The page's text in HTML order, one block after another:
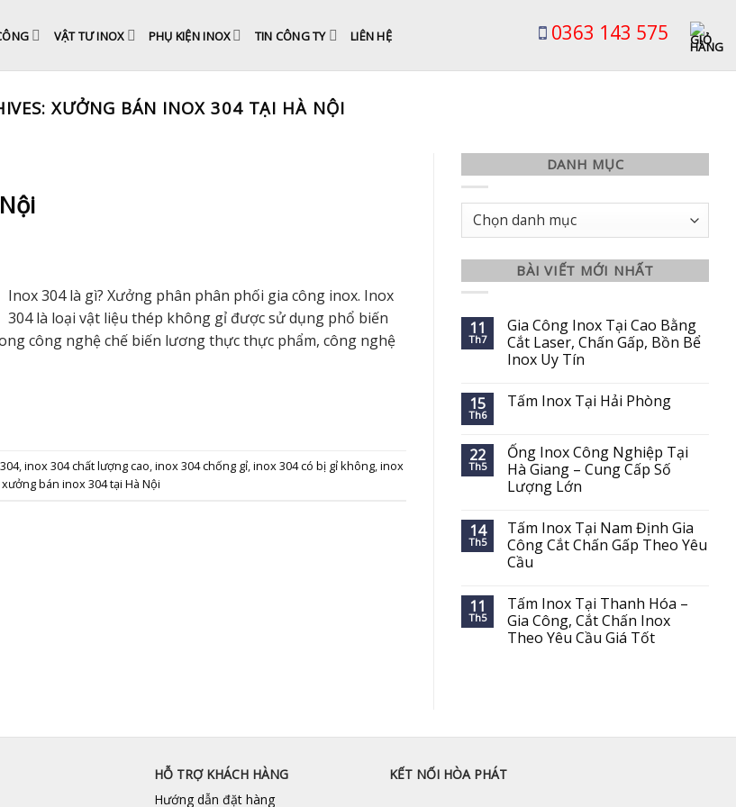
VẬT TƯ INOX PHỤ KIỆN INOX TIN CÔNG TY LIÊN HỆ 0363 143 575
XƯỞNG BÁN INOX 304 TẠI HÀ NỘI
Inox 304 là gì? Xưởng phân phân phối gia công inox. Inox
304 là loại vật liệu thép không gỉ được sử dụng phổ biến
công nghệ chế biến lương thực thực phẩm, công nghệ
,inox 304 chất lượng cao,inox 304 chống gỉ,inox 304 có bị gỉ không,inox
xưởng bán inox 304 tại Hà Nội
DANH MỤC
Danh
BÀI VIẾT MỚI NHẤT
11
Th7
Gia Công Inox Tại Cao Bằng
Cắt Laser, Chấn Gấp, Bồn Bể
Inox Uy Tín
15
Th6
Tấm Inox Tại Hải Phòng
22
Th5
Ống Inox Công Nghiệp Tại
Hà Giang – Cung Cấp Số
Lượng Lớn
14
Th5
Tấm Inox Tại Nam Định Gia
Công Cắt Chấn Gấp Theo Yêu
Cầu
11
Th5
Tấm Inox Tại Thanh Hóa –
Gia Công, Cắt Chấn Inox
Theo Yêu Cầu Giá Tốt
HỖ TRỢ KHÁCH HÀNG
Hướng dẫn đặt hàng
KẾT NỐI HÒA PHÁT